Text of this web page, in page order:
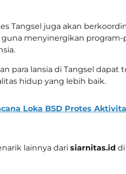
Tangsel juga akan
guna menyinergikan program-
para lansia di Tangsel dapat
hidup yang lebih baik.
Loka BSD Protes
lainnya dari siarnitas.id di